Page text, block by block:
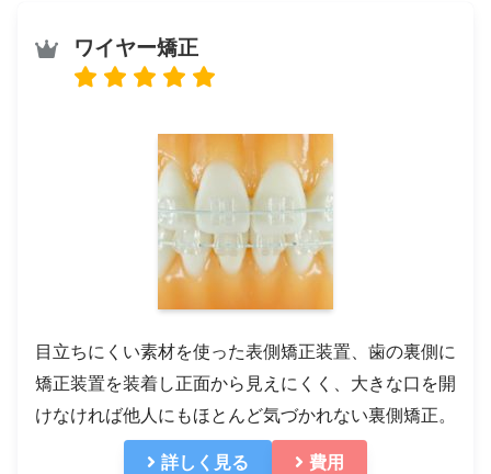
ワイヤー矯正
目立ちにくい素材を使った表側矯正装置、歯の裏側に
矯正装置を装着し正面から見えにくく、大きな口を開
けなければ他人にもほとんど気づかれない裏側矯正。
詳しく見る 費用